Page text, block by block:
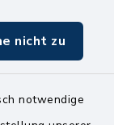
nicht zu
notwendige